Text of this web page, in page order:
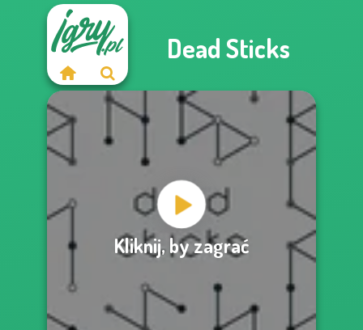
Dead Sticks
Kliknij, by zagrać